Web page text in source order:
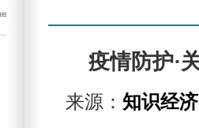
疫情防护·
来源： 知识经